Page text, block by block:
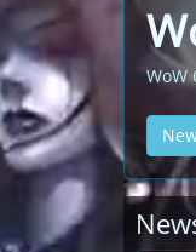
WoW